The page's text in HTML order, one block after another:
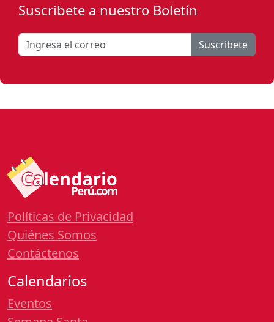
Suscribete a nuestro Boletín
Suscribete
Políticas de Privacidad
Quiénes Somos
Contáctenos
Calendarios
Eventos